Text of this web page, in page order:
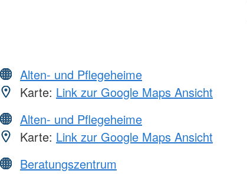
Alten- und Pflegeheime
Karte: Link zur Google Maps Ansicht
Alten- und Pflegeheime
Karte: Link zur Google Maps Ansicht
Beratungszentrum